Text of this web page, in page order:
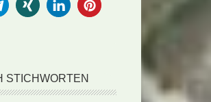
STICHWORTEN